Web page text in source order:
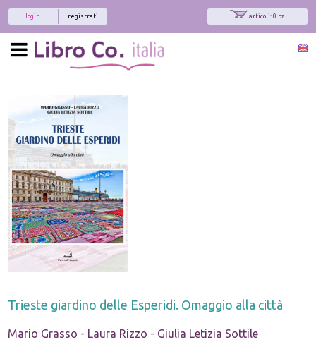
articoli: 0 pz.
registrati
login
Trieste giardino delle Esperidi. Omaggio alla città
Mario Grasso - Laura Rizzo - Giulia Letizia Sottile